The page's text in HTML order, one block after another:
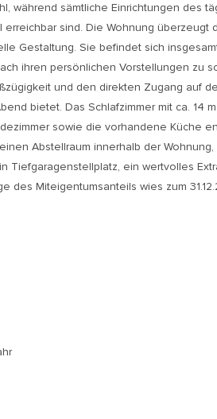
während sämtliche Einrichtungen des
sind. Die Wohnung
Gestaltung. Sie befindet sich
ihren persönlichen Vorstellungen zu
und den direkten Zugang auf
bietet. Das Schlafzimmer mit ca.
sowie die vorhandene Küche
Abstellraum innerhalb der
Tiefgaragenstellplatz, ein wertvolles
des Miteigentumsanteils wies zum